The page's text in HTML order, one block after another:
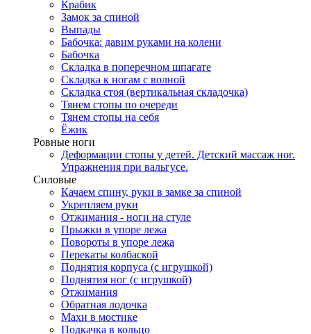
Крабик
Замок за спиной
Выпады
Бабочка: давим руками на колени
Бабочка
Складка в поперечном шпагате
Складка к ногам с волной
Складка стоя (вертикальная складочка)
Тянем стопы по очереди
Тянем стопы на себя
Ёжик
Ровные ноги
Деформации стопы у детей. Детский массаж ног.
Упражнения при вальгусе.
Силовые
Качаем спину, руки в замке за спиной
Укрепляем руки
Отжимания - ноги на стуле
Прыжки в упоре лежа
Повороты в упоре лежа
Перекаты колбаской
Поднятия корпуса (с игрушкой)
Поднятия ног (с игрушкой)
Отжимания
Обратная лодочка
Махи в мостике
Подкачка в кольцо